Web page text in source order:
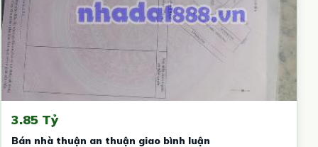
3.85 Tỷ
Bán nhà thuận an thuận giao bình luận